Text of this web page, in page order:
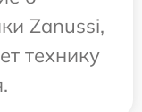
Zanussi,
технику